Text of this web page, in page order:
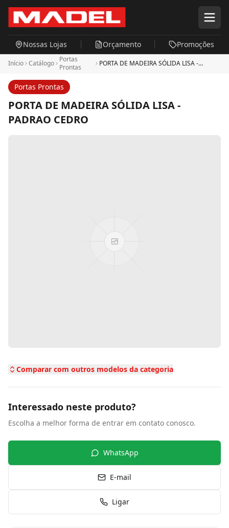
Pular para o conteúdo principal
Nossas Lojas Orçamento Promoções
Início Catálogo
Portas
Prontas
PORTA DE MADEIRA SÓLIDA LISA -
Portas Prontas
PORTA DE MADEIRA SÓLIDA LISA -
PADRAO CEDRO
Comparar com outros modelos da categoria
Interessado neste produto?
Escolha a melhor forma de entrar em contato conosco.
WhatsApp
E-mail
Ligar